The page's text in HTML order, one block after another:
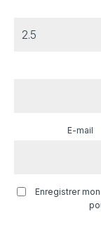
E-mail
Enregistrer